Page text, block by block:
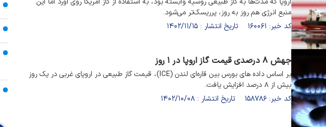
منبع انرژی هم روز به روز، پرریسک‌تر می‌شود.
کد خبر: ۱۶۰۰۶۱ تاریخ انتشار : ۱۴۰۲/۱۱/۱۵
جهش ۸ درصدی قیمت گاز اروپا در ۱ روز
بر اساس داده های بورس بین قاره‌ای لندن (ICE)، قیمت گاز طبیعی در اروپای غربی در یک روز
بیش از ۸ درصد افزایش یافت.
کد خبر: ۱۵۸۷۸۶ تاریخ انتشار : ۱۴۰۲/۱۰/۰۸